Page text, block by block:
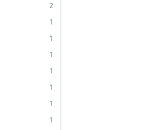
2
1
1
1
1
1
1
1